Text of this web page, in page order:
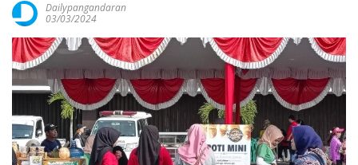
Dailypangandaran
03/03/2024